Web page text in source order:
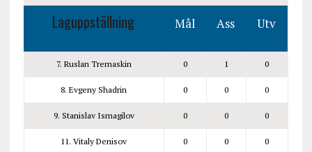
Laguppställning Mål Ass Utv
7. Ruslan Tremaskin 0 1 0
8. Evgeny Shadrin 0 0 0
9. Stanislav Ismagilov 0 0 0
11. Vitaly Denisov 0 0 0